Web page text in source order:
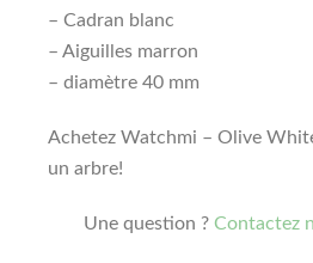
– Cadran blanc
– Aiguilles marron
– diamètre 40 mm
Achetez Watchmi – Olive
un arbre!
Une question ? Contactez